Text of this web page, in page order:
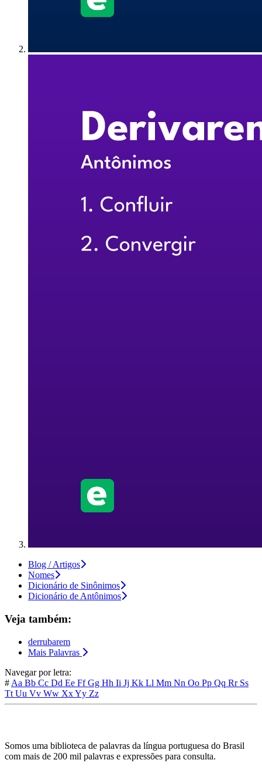
Blog / Artigos
Nomes
Dicionário de Sinônimos
Dicionário de Antônimos
Veja também:
derrubarem
Mais Palavras
Navegar por letra:
# Aa Bb Cc Dd Ee FfGg Hh Ii Jj Kk Ll Mm Nn Oo Pp Qq Rr Ss
Tt Uu Vv Ww XxYy Zz
Somos uma biblioteca de palavras da língua portuguesa do Brasil
com mais de 200 mil palavras e expressões para consulta.